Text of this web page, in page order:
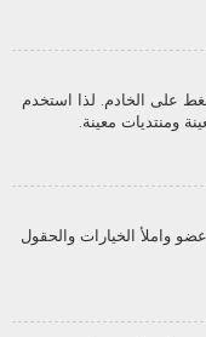
على الخادم. لذا استخدم
ومنتديات معينة.
واملأ الخيارات والحقول